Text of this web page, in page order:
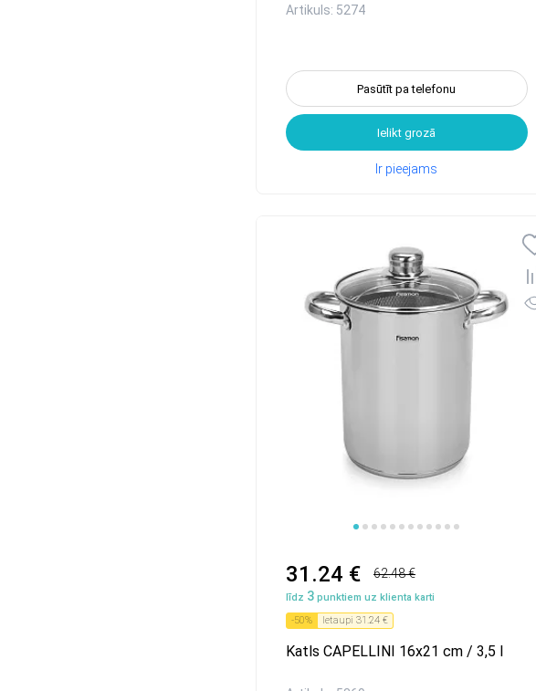
Artikuls: 5274
Pasūtīt pa telefonu
Ielikt grozā
Ir pieejams
31.24 € 62.48 €
līdz 3 punktiem uz klienta karti
-50% Ietaupi 31.24 €
Katls CAPELLINI 16x21 сm / 3,5 l